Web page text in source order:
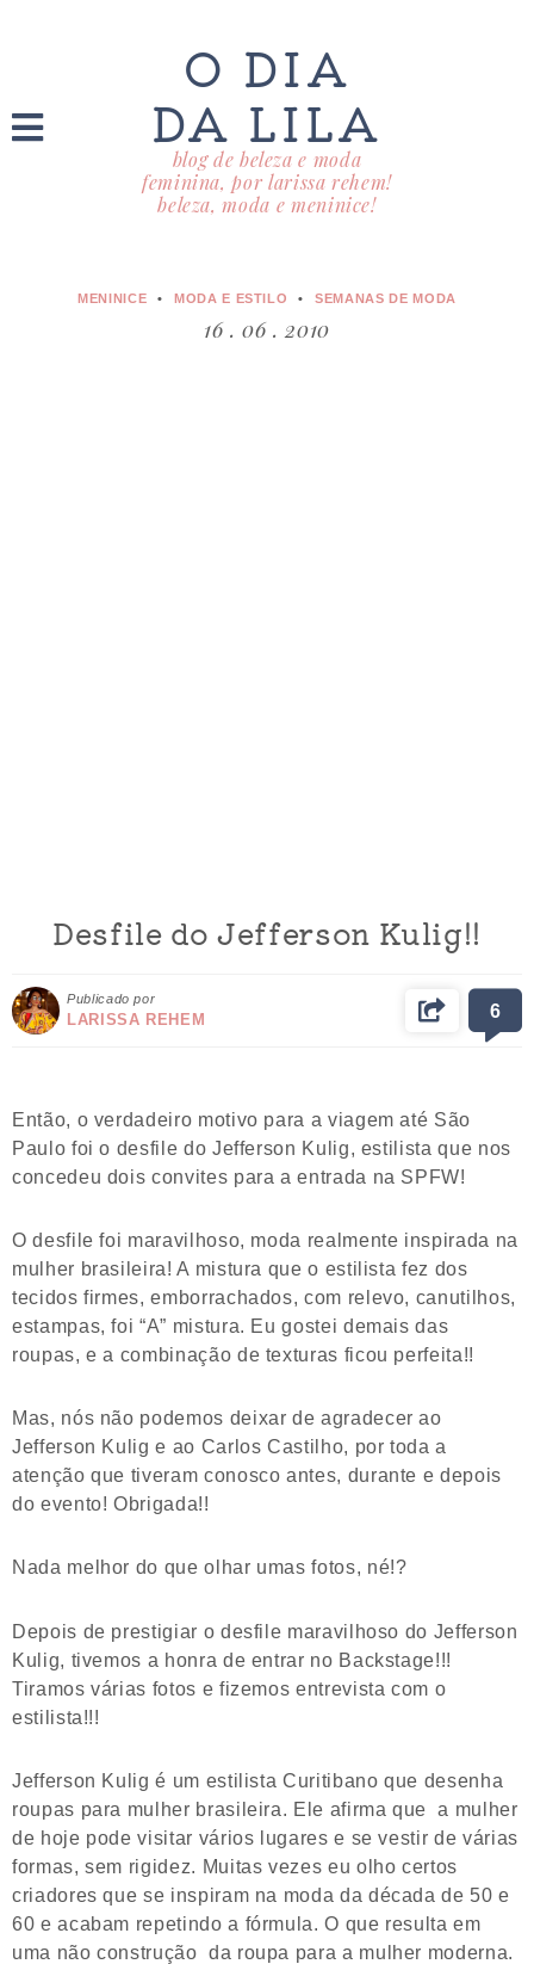
O DIA
DA LILA
blog de beleza e moda
feminina, por larissa rehem!
beleza, moda e meninice!
MENINICE MODA E ESTILO SEMANAS DE MODA
16 . 06 . 2010
Desfile do Jefferson Kulig!!
Publicado por
LARISSA REHEM 6
Então, o verdadeiro motivo para a viagem até São
Paulo foi o desfile do Jefferson Kulig, estilista que nos
concedeu dois convites para a entrada na SPFW!
O desfile foi maravilhoso, moda realmente inspirada na
mulher brasileira! A mistura que o estilista fez dos
tecidos firmes, emborrachados, com relevo, canutilhos,
estampas, foi “A” mistura. Eu gostei demais das
roupas, e a combinação de texturas ficou perfeita!!
Mas, nós não podemos deixar de agradecer ao
Jefferson Kulig e ao Carlos Castilho, por toda a
atenção que tiveram conosco antes, durante e depois
do evento! Obrigada!!
Nada melhor do que olhar umas fotos, né!?
Depois de prestigiar o desfile maravilhoso do Jefferson
Kulig, tivemos a honra de entrar no Backstage!!!
Tiramos várias fotos e fizemos entrevista com o
estilista!!!
Jefferson Kulig é um estilista Curitibano que desenha
roupas para mulher brasileira. Ele afirma que a mulher
de hoje pode visitar vários lugares e se vestir de várias
formas, sem rigidez. Muitas vezes eu olho certos
criadores que se inspiram na moda da década de 50 e
60 e acabam repetindo a fórmula. O que resulta em
uma não construção da roupa para a mulher moderna.